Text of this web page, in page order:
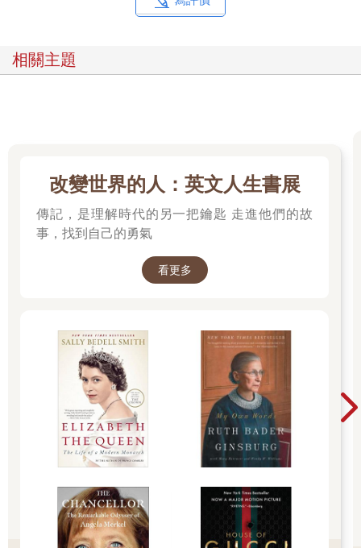
相關主題
改變世界的人：英文人生書展
傳記，是理解時代的另一把鑰匙 走進他們的故
事，找到自己的勇氣
看更多